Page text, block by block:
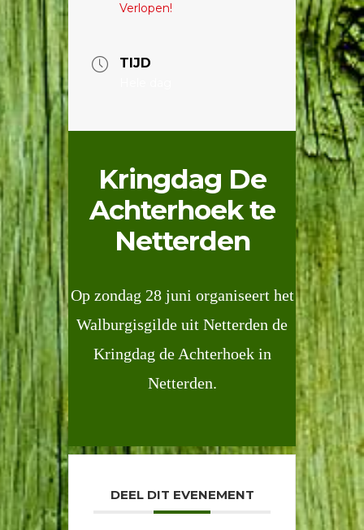
Verlopen!
TIJD
Kringdag De
Achterhoek te
Netterden
Op zondag 28 juni organiseert het
Walburgisgilde uit Netterden de
Kringdag de Achterhoek in
Netterden.
DEEL DIT EVENEMENT